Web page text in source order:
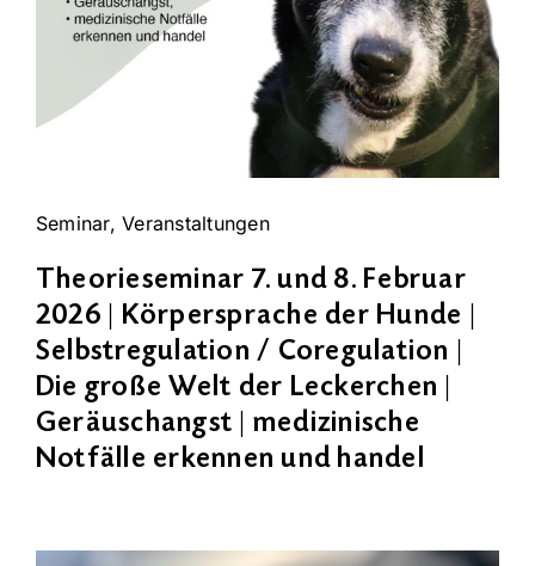
Seminar,Veranstaltungen
Theorieseminar 7. und 8. Februar
2026 | Körpersprache der Hunde |
Selbstregulation / Coregulation |
Die große Welt der Leckerchen |
Geräuschangst | medizinische
Notfälle erkennen und handel